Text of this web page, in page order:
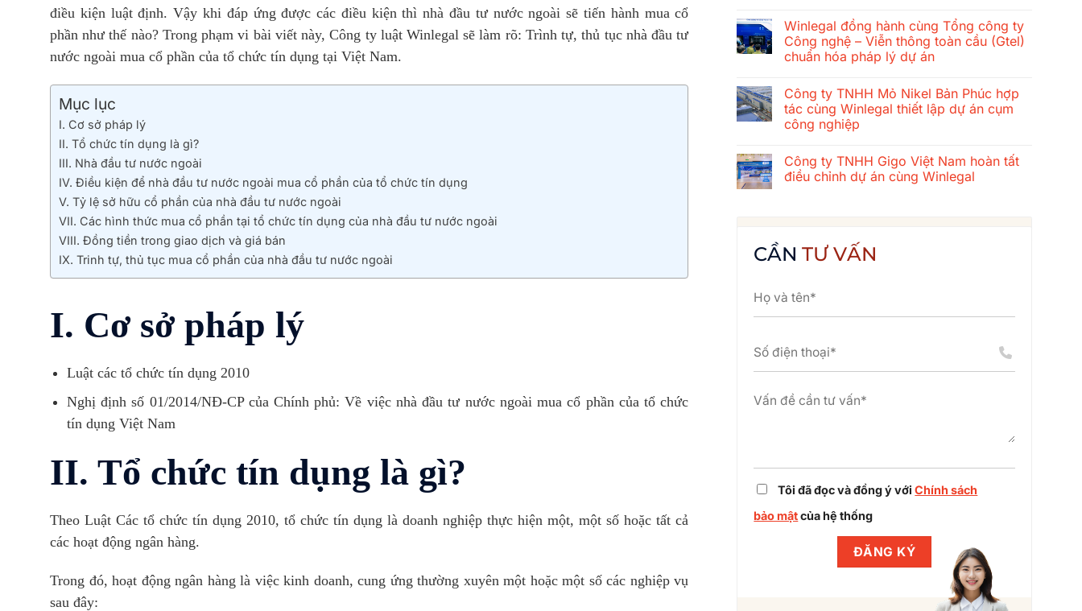
điều kiện luật định. Vậy khi đáp ứng được các điều kiện thì nhà đầu tư nước ngoài sẽ tiến hành mua cổ
phần như thế nào? Trong phạm vi bài viết này, Công ty luật Winlegal sẽ làm rõ: Trình tự, thủ tục nhà đầu tư
nước ngoài mua cổ phần của tổ chức tín dụng tại Việt Nam.
Mục lục
I. Cơ sở pháp lý
II. Tổ chức tín dụng là gì?
III. Nhà đầu tư nước ngoài
IV. Điều kiện để nhà đầu tư nước ngoài mua cổ phần của tổ chức tín dụng
V. Tỷ lệ sở hữu cổ phần của nhà đầu tư nước ngoài
VII. Các hình thức mua cổ phần tại tổ chức tín dụng của nhà đầu tư nước ngoài
VIII. Đồng tiền trong giao dịch và giá bán
IX. Trinh tự, thủ tục mua cổ phần của nhà đầu tư nước ngoài
I. Cơ sở pháp lý
Luật các tổ chức tín dụng 2010
Nghị định số 01/2014/NĐ-CP của Chính phủ: Về việc nhà đầu tư nước ngoài mua cổ phần của tổ chức
tín dụng Việt Nam
II. Tổ chức tín dụng là gì?
Theo Luật Các tổ chức tín dụng 2010, tổ chức tín dụng là doanh nghiệp thực hiện một, một số hoặc tất cả
các hoạt động ngân hàng.
Trong đó, hoạt động ngân hàng là việc kinh doanh, cung ứng thường xuyên một hoặc một số các nghiệp vụ
sau đây:
kết
mùa
hè
2026
của
Winlegal:
Cửa
Lò
–
–
Quê
Bác
bình
luận
ở
Tổng
xây
dựng
cơ
khí
Thăng
hóa
hệ
thống
Winlegal đồng hành cùng Tổng công ty
Công nghệ – Viễn thông toàn cầu (Gtel)
chuẩn hóa pháp lý dự án
bình
luận
ở
Winlegal
cùng
Tổng
công
toàn
cầu
hóa
pháp
Công ty TNHH Mỏ Nikel Bản Phúc hợp
tác cùng Winlegal thiết lập dự án cụm
công nghiệp
bình
luận
ở
Bản
Phúc
Winlegal
lập
cụm
công
nghiệp
Công ty TNHH Gigo Việt Nam hoàn tất
điều chỉnh dự án cùng Winlegal
Công
ty
Nam
tất
dự
án
cùng
CẦNTƯ VẤN
Tôi đã đọc và đồng ý vớiChính sách
bảo mậtcủa hệ thống